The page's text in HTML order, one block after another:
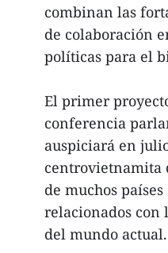
combinan las
de colaboración
políticas para el
El primer
conferencia
auspiciará en
centrovietnamita
de muchos
relacionados con
del mundo actual.